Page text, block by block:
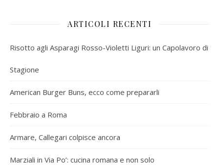
ARTICOLI RECENTI
Risotto agli Asparagi Rosso-Violetti Liguri: un Capolavoro di
Stagione
American Burger Buns, ecco come prepararli
Febbraio a Roma
Armare, Callegari colpisce ancora
Marziali in Via Po’: cucina romana e non solo